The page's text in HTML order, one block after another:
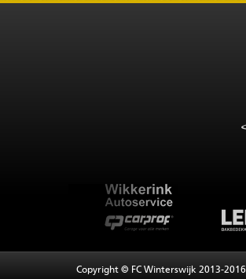
Copyright © FC Winterswijk 2013-2016